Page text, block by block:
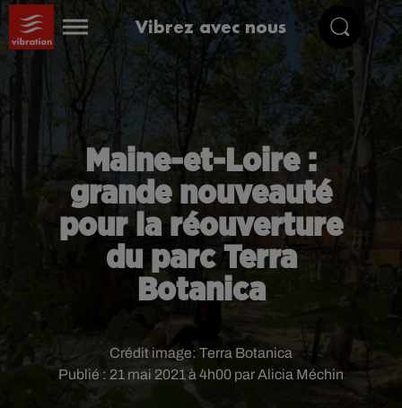
Vibrez avec nous
Maine-et-Loire :
grande nouveauté
pour la réouverture
du parc Terra
Botanica
Publié : 21 mai 2021 à 4h00 par Alicia Méchin
Crédit image: Terra Botanica